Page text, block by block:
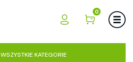
0
KATEGORIE